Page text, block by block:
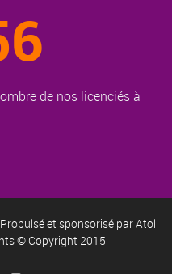
de nos licenciés à
et sponsorisé parAtol
© Copyright 2015